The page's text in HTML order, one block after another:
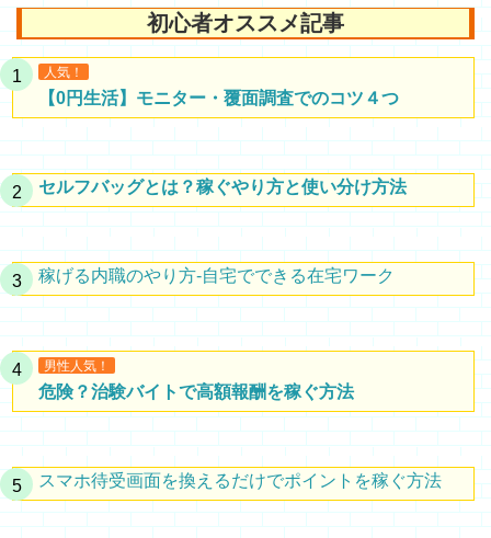
初心者オススメ記事
人気！
【0円生活】モニター・覆面調査でのコツ４つ
セルフバッグとは？稼ぐやり方と使い分け方法
稼げる内職のやり方-自宅でできる在宅ワーク
男性人気！
危険？治験バイトで高額報酬を稼ぐ方法
スマホ待受画面を換えるだけでポイントを稼ぐ方法